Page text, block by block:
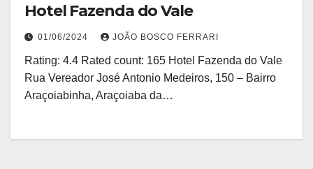
Hotel Fazenda do Vale
01/06/2024 JOÃO BOSCO FERRARI
Rating: 4.4 Rated count: 165 Hotel Fazenda do Vale
Rua Vereador José Antonio Medeiros, 150 – Bairro
Araçoiabinha, Araçoiaba da…